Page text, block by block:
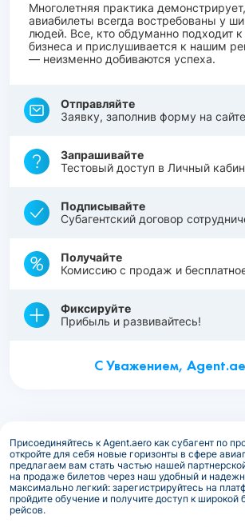
Многолетняя практика
авиабилеты всегда востребованы у
людей. Все, кто обдуманно подходит
бизнеса и прислушивается к нашим
— неизменно добиваются успеха.
Отправляйте
Заявку, заполнив форму на сайте
Запрашивайте
Тестовый доступ в Личный
Подписывайте
Субагентский договор
Получайте
Комиссию с продаж и
Фиксируйте
Прибыль и развивайтесь!
С Уважением,
Присоединяйтесь к Agent.aero как субагент по
откройте для себя новые горизонты в сфере
предлагаем вам стать частью нашей
на продаже билетов через наш удобный и
максимально легкий: зарегистрируйтесь на
пройдите обучение и получите доступ к широкой
рейсов.